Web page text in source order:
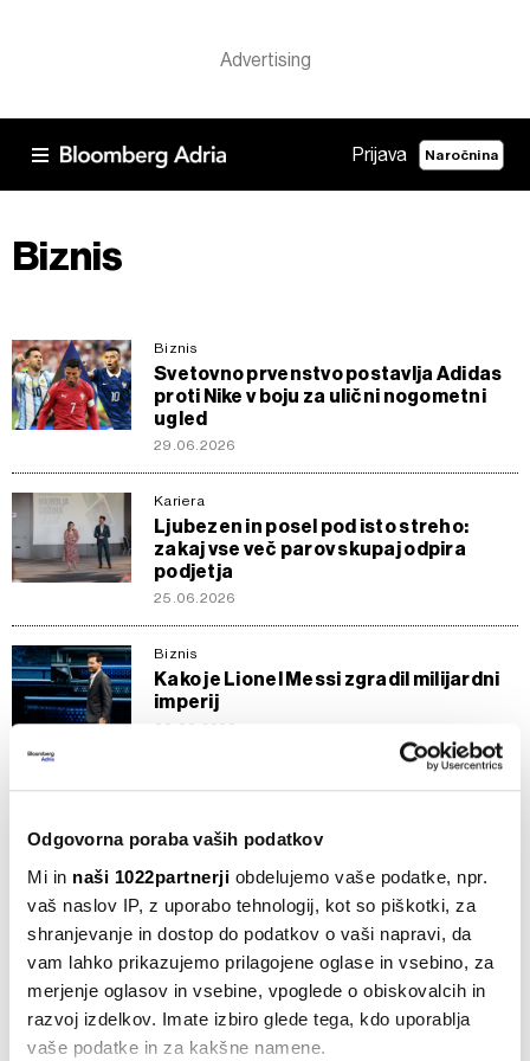
Odgovorna poraba vaših podatkov
Mi in naši 1022partnerji obdelujemo vaše podatke, npr.
vaš naslov IP, z uporabo tehnologij, kot so piškotki, za
shranjevanje in dostop do podatkov o vaši napravi, da
vam lahko prikazujemo prilagojene oglase in vsebino, za
merjenje oglasov in vsebine, vpoglede o obiskovalcih in
razvoj izdelkov. Imate izbiro glede tega, kdo uporablja
vaše podatke in za kakšne namene.
Prijava Naročnina
Biznis
Biznis
Svetovno prvenstvo postavlja Adidas
proti Nike v boju za ulični nogometni
ugled
29.06.2026
Kariera
Ljubezen in posel pod isto streho:
zakaj vse več parov skupaj odpira
podjetja
25.06.2026
Biznis
Kako je Lionel Messi zgradil milijardni
imperij
06.06.2026
LiveModeTV krepi medijski imperij
Borza
Kako kupiti deleže v OpenAI ali SpaceX
pred IPO? Odgovor je Forge
15.03.2026